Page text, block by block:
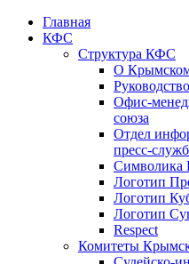
Главная
КФС
Структура КФС
О
Офис-
союза
Отдел
пресс-
Символика
Логотип
Логотип
Логотип
Respect
Комитеты